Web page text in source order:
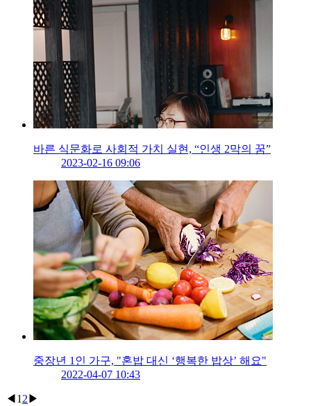
바른 식문화로 사회적 가치 실현, “인생 2막의 꿈”
2023-02-16 09:06
중장년 1인 가구, "혼밥 대신 ‘행복한 밥상’ 해요"
2022-04-07 10:43
◀ 1 2 ▶